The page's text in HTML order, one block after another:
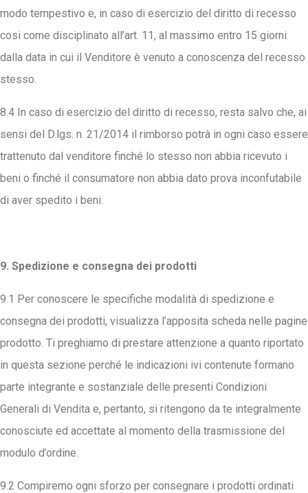
modo tempestivo e, in caso di esercizio del diritto di recesso
cosi come disciplinato all’art. 11, al massimo entro 15 giorni
dalla data in cui il Venditore è venuto a conoscenza del recesso
stesso.
8.4 In caso di esercizio del diritto di recesso, resta salvo che, ai
sensi del D.lgs. n. 21/2014 il rimborso potrà in ogni caso essere
trattenuto dal venditore finché lo stesso non abbia ricevuto i
beni o finché il consumatore non abbia dato prova inconfutabile
di aver spedito i beni.
9. Spedizione e consegna dei prodotti
9.1 Per conoscere le specifiche modalità di spedizione e
consegna dei prodotti, visualizza l’apposita scheda nelle pagine
prodotto. Ti preghiamo di prestare attenzione a quanto riportato
in questa sezione perché le indicazioni ivi contenute formano
parte integrante e sostanziale delle presenti Condizioni
Generali di Vendita e, pertanto, si ritengono da te integralmente
conosciute ed accettate al momento della trasmissione del
modulo d’ordine.
9.2 Compiremo ogni sforzo per consegnare i prodotti ordinati